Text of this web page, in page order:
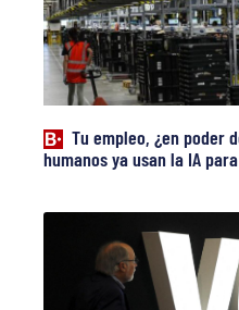
Tu empleo, ¿en poder
humanos ya usan la IA